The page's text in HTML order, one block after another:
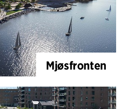
Mjøsfronten